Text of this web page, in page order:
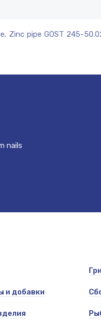
Zinc pipe GOST 245-
nails
и добавки